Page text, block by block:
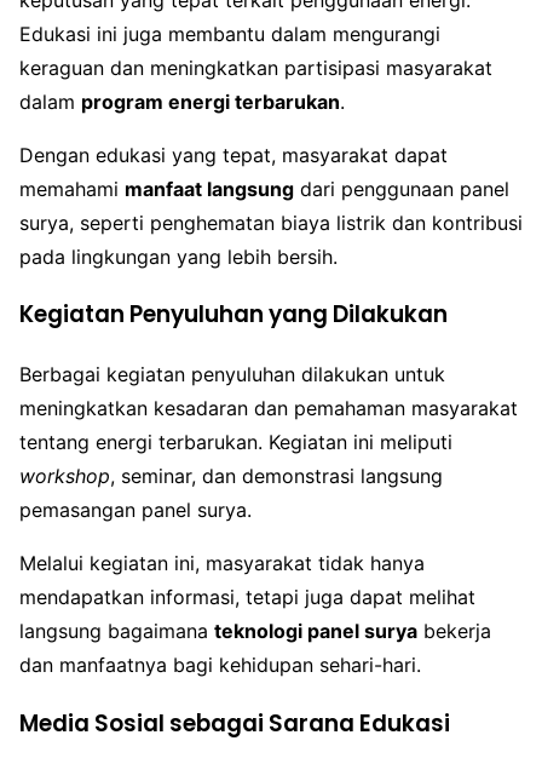
Edukasi ini juga membantu dalam mengurangi
keraguan dan meningkatkan partisipasi masyarakat
dalam program energi terbarukan.
Dengan edukasi yang tepat, masyarakat dapat
memahami manfaat langsung dari penggunaan panel
surya, seperti penghematan biaya listrik dan kontribusi
pada lingkungan yang lebih bersih.
Kegiatan Penyuluhan yang Dilakukan
Berbagai kegiatan penyuluhan dilakukan untuk
meningkatkan kesadaran dan pemahaman masyarakat
tentang energi terbarukan. Kegiatan ini meliputi
workshop, seminar, dan demonstrasi langsung
pemasangan panel surya.
Melalui kegiatan ini, masyarakat tidak hanya
mendapatkan informasi, tetapi juga dapat melihat
langsung bagaimana teknologi panel surya bekerja
dan manfaatnya bagi kehidupan sehari-hari.
Media Sosial sebagai Sarana Edukasi